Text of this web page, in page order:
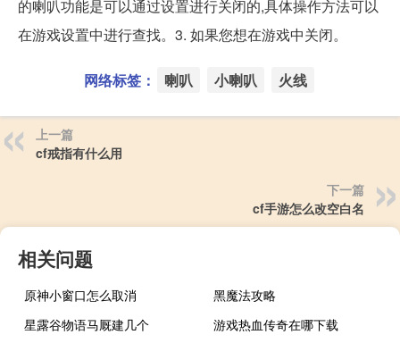
的喇叭功能是可以通过设置进行关闭的,具体操作方法可以
在游戏设置中进行查找。3. 如果您想在游戏中关闭。
网络标签： 喇叭 小喇叭 火线
上一篇
cf戒指有什么用
下一篇
cf手游怎么改空白名
相关问题
原神小窗口怎么取消
黑魔法攻略
星露谷物语马厩建几个
游戏热血传奇在哪下载